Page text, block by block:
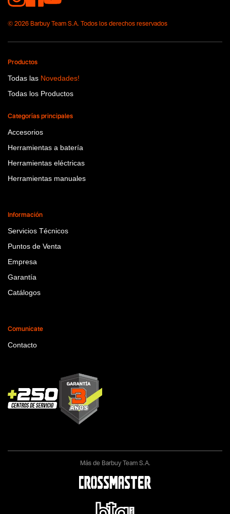
No items found.
© 2026 Barbuy Team S.A. Todos los derechos reservados
Productos
Todas las Novedades!
Todas los Productos
Categorías principales
Accesorios
Herramientas a batería
Herramientas eléctricas
Herramientas manuales
Información
Servicios Técnicos
Puntos de Venta
Empresa
Garantía
Catálogos
Comunicate
Contacto
Más de Barbuy Team S.A.